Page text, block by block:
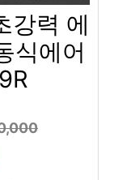
강력 에
식에어